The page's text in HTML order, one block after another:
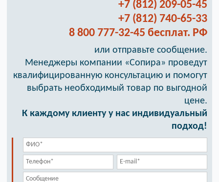
+7 (812) 209-05-45
+7 (812) 740-65-33
8 800 777-32-45 бесплат. РФ
или отправьте сообщение.
Менеджеры компании «Сопира» проведут
квалифицированную консультацию и помогут
выбрать необходимый товар по выгодной
цене.
К каждому клиенту у нас индивидуальный
подход!